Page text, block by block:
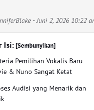
- Juni 2, 2026 10:22
Isi:[Sembunyikan]
Pemilihan Vokalis Baru
& Nuno Sangat Ketat
Audisi yang Menarik dan